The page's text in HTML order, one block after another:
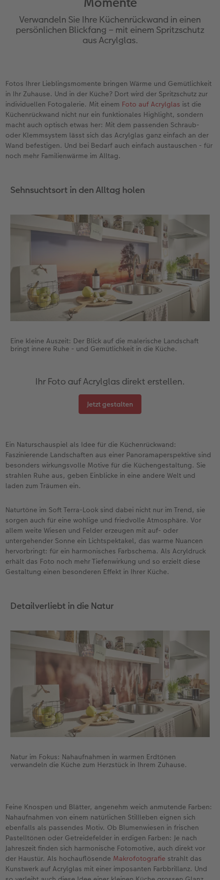
Personalisierter Schuber
Erinnerungstasche
Erste Schritte
Bestellwege
Webinare
Kundengeschichten
Coffeetable Book «Art Collection»
CEWE FOTOBUCH per PDF
CEWE myPhotos
Zubehör
Nature Prints
Premium Poster
Sofortfotos
Biometrisches Passfoto
Zubehör
Photo Streetmap Poster
Fotocollage
Alu Dibond
Foto auf Holz
Gallery Print
Mehrteiler
Wandgestaltung
CEWE myPhotos
Weitere Anlässe
Klappkarten
Einzelkarten im Direktversand
CEWE myPhotos
Spiele
Schule & Büro
Art Prints
Foto-Geschenkbox
Geschenkidee
CEWE myPhotos
Foto-Leckerlidose
Neuheiten
Silikonhüllen
Kunststoffhüllen
Handykette
Mit Design
CEWE myPhotos
Wandkalender mit Design
Wandkalender A4
Tischkalender Quadratisch
CEWE myPhotos
Zubehör
Zum Geburtstag
Muttertagsgeschenke
für Brautpaare
für den JGA
Hochzeit
Jahrbuch
CEWE Magazin
App
Verwandeln Sie Ihre Küchenrückwand in einen
persönlichen Blickfang – mit einem Spritzschutz
aus Acrylglas.
Fotos Ihrer Lieblingsmomente bringen Wärme und Gemütlichkeit
in Ihr Zuhause. Und in der Küche? Dort wird der Spritzschutz zur
individuellen Fotogalerie. Mit einem Foto auf Acrylglas ist die
Küchenrückwand nicht nur ein funktionales Highlight, sondern
macht auch optisch etwas her: Mit dem passenden Schraub-
oder Klemmsystem lässt sich das Acrylglas ganz einfach an der
Wand befestigen. Und bei Bedarf auch einfach austauschen - für
noch mehr Familienwärme im Alltag.
Sehnsuchtsort in den Alltag holen
Eine kleine Auszeit: Der Blick auf die malerische Landschaft
bringt innere Ruhe - und Gemütlichkeit in die Küche.
Ihr Foto auf Acrylglas direkt erstellen.
Jetzt gestalten
Ein Naturschauspiel als Idee für die Küchenrückwand:
Faszinierende Landschaften aus einer Panoramaperspektive sind
besonders wirkungsvolle Motive für die Küchengestaltung. Sie
strahlen Ruhe aus, geben Einblicke in eine andere Welt und
laden zum Träumen ein.
Naturtöne im Soft Terra-Look sind dabei nicht nur im Trend, sie
sorgen auch für eine wohlige und friedvolle Atmosphäre. Vor
allem weite Wiesen und Felder erzeugen mit auf- oder
untergehender Sonne ein Lichtspektakel, das warme Nuancen
hervorbringt: für ein harmonisches Farbschema. Als Acryldruck
erhält das Foto noch mehr Tiefenwirkung und so erzielt diese
Gestaltung einen besonderen Effekt in Ihrer Küche.
Detailverliebt in die Natur
Natur im Fokus: Nahaufnahmen in warmen Erdtönen
verwandeln die Küche zum Herzstück in Ihrem Zuhause.
Feine Knospen und Blätter, angenehm weich anmutende Farben:
Nahaufnahmen von einem natürlichen Stillleben eignen sich
ebenfalls als passendes Motiv. Ob Blumenwiesen in frischen
Pastelltönen oder Getreidefelder in erdigen Farben: Je nach
Jahreszeit finden sich harmonische Fotomotive, auch direkt vor
der Haustür. Als hochauflösende Makrofotografie strahlt das
Kunstwerk auf Acrylglas mit einer imposanten Farbbrillanz. Und